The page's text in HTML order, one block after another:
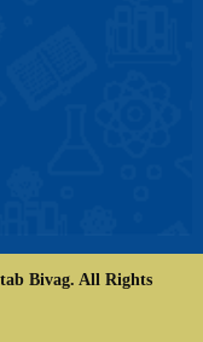
Bivag. All Rights